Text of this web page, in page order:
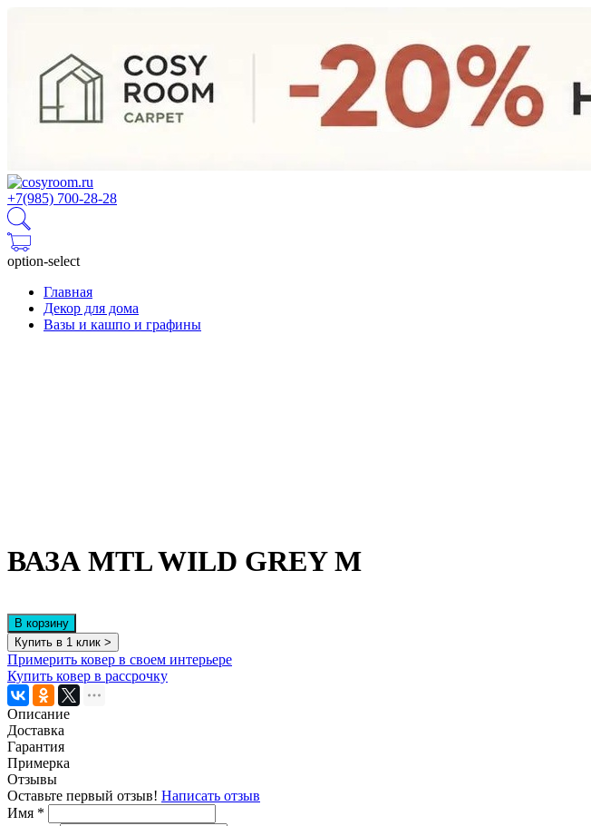
+7(985) 700-28-28
option-select
Главная
Декор для дома
Вазы и кашпо и графины
ВАЗА MTL WILD GREY M
В корзину
Купить в 1 клик >
Примерить ковер в своем интерьере
Купить ковер в рассрочку
Описание
Доставка
Гарантия
Примерка
Отзывы
Оставьте первый отзыв! Написать отзыв
Имя *